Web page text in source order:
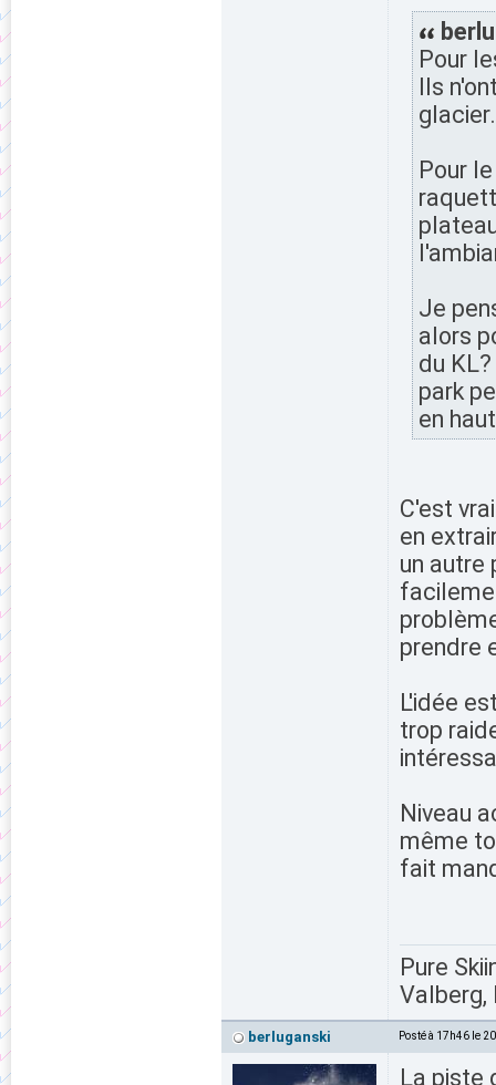
Pour
Ils
Pour
Je
alors
du
park
en
C'est
en
un autre
prendre
L'idée
trop
Niveau
même
fait
Pure
Valberg,
berluganski Posté à 17h46 le
La piste